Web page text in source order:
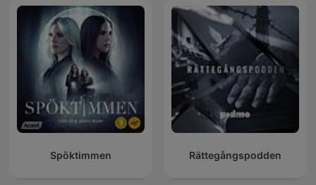
Spöktimmen Rättegångspodden